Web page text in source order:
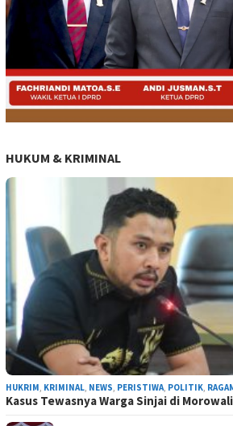
HUKUM & KRIMINAL
HUKRIM, KRIMINAL, NEWS, PERISTIWA, POLITIK,
Kasus Tewasnya Warga Sinjai di